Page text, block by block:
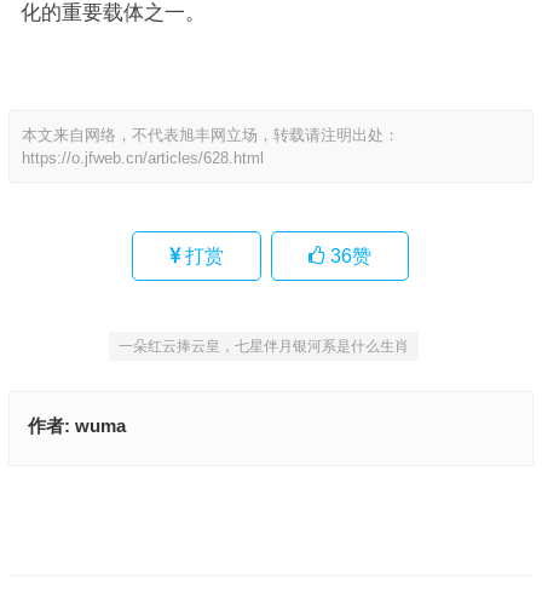
化的重要载体之一。
本文来自网络，不代表旭丰网立场，转载请注明出处：
https://o.jfweb.cn/articles/628.html
打赏 36赞
一朵红云捧云皇，七星伴月银河系是什么生肖
作者: wuma